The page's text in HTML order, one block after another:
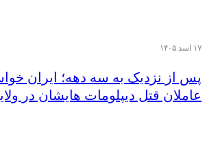
۱۷ اسد ۱۴۰۵
پس از نزدیک‌ به سه دهه؛ ایران
عاملان قتل دیپلومات هایشان در